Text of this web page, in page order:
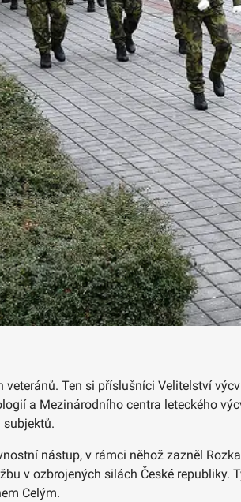
veteránů. Ten si příslušníci Velitelství
a Mezinárodního centra leteckého
nástup, v rámci něhož zazněl
v ozbrojených silách České republiky.
Celým.